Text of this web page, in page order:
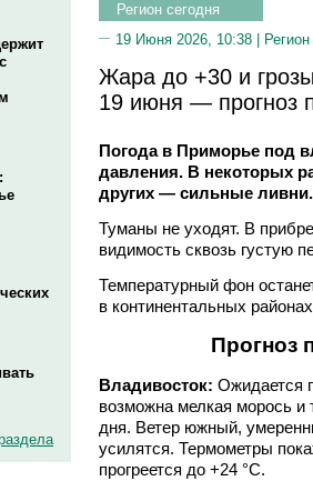
Регион сегодня
19 Июня 2026, 10:38 |
Жара до +30 и
19 июня — прогноз
Погода в Приморье под
давления. В некоторых
других — сильные ливни.
Туманы не уходят. В
видимость сквозь густую
Температурный фон
в континентальных
Прогноз
Владивосток: Ожидается
возможна мелкая морось и
дня. Ветер южный,
усилятся. Термометры
прогреется до +24 °С.